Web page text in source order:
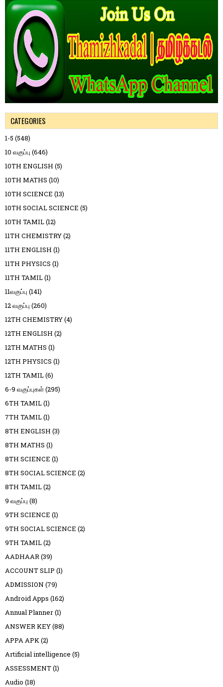
CATEGORIES
1-5 (548)
10 வகுப்பு (646)
10TH ENGLISH (5)
10TH MATHS (10)
10TH SCIENCE (13)
10TH SOCIAL SCIENCE (5)
10TH TAMIL(12)
11TH CHEMISTRY(2)
11TH ENGLISH (1)
11TH PHYSICS (1)
11TH TAMIL(1)
11வகுப்பு (141)
12 வகுப்பு (260)
12TH CHEMISTRY(4)
12TH ENGLISH (2)
12TH MATHS (1)
12TH PHYSICS (1)
12TH TAMIL(6)
6-9 வகுப்புகள்(295)
6TH TAMIL(1)
7TH TAMIL(1)
8TH ENGLISH (3)
8TH MATHS (1)
8TH SCIENCE (1)
8TH SOCIAL SCIENCE (2)
8TH TAMIL(2)
9 வகுப்பு (8)
9TH SCIENCE (1)
9TH SOCIAL SCIENCE (2)
9TH TAMIL(2)
AADHAAR(39)
ACCOUNT SLIP (1)
ADMISSION (79)
Android Apps (162)
Annual Planner(1)
ANSWER KEY(88)
APPA APK(2)
Artificial intelligence (5)
ASSESSMENT(1)
Audio (18)